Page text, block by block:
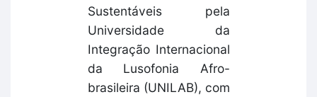
Sustentáveis pela
Universidade da
Integração Internacional
da Lusofonia Afro-
brasileira (UNILAB), com